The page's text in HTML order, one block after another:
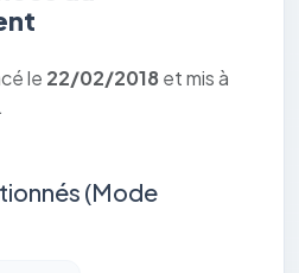
le 22/02/2018 et mis à
.
(Mode